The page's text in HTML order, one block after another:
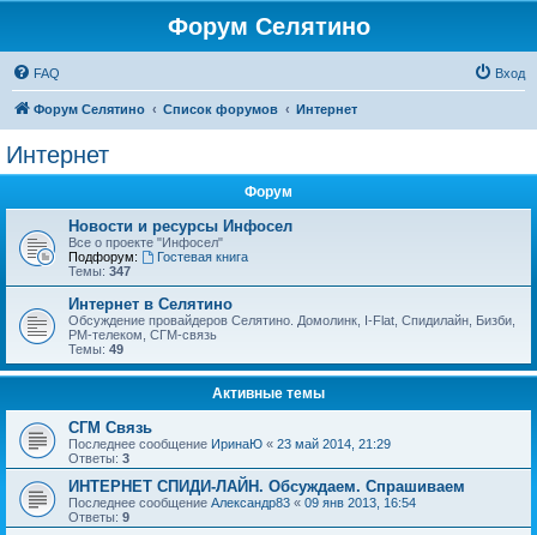
Форум Селятино
FAQ Вход
Форум Селятино Список форумов Интернет
Интернет
Форум
Новости и ресурсы Инфосел
Все о проекте "Инфосел"
Подфорум:
Гостевая книга
Темы: 347
Интернет в Селятино
Обсуждение провайдеров Селятино. Домолинк, I-Flat, Спидилайн, Бизби,
РМ-телеком, СГМ-связь
Темы: 49
Активные темы
СГМ Связь
Последнее сообщение ИринаЮ « 23 май 2014, 21:29
Ответы: 3
ИНТЕРНЕТ СПИДИ-ЛАЙН. Обсуждаем. Спрашиваем
Последнее сообщение Александр83 « 09 янв 2013, 16:54
Ответы: 9